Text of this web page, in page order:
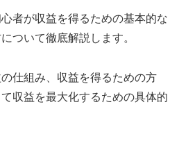
者が収益を得るための基本的な
ついて徹底解説します。
仕組み、収益を得るための方
収益を最大化するための具体的